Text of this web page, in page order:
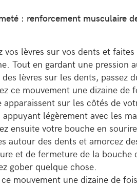
: renforcement musculaire
vos lèvres sur vos dents et
Tout en gardant une pression
des lèvres sur les dents, passez
ce mouvement une dizaine de
apparaissent sur les côtés de
appuyant légèrement avec les
ensuite votre bouche en
autour des dents et amorcez
et de fermeture de la bouche
gober quelque chose.
mouvement une dizaine de